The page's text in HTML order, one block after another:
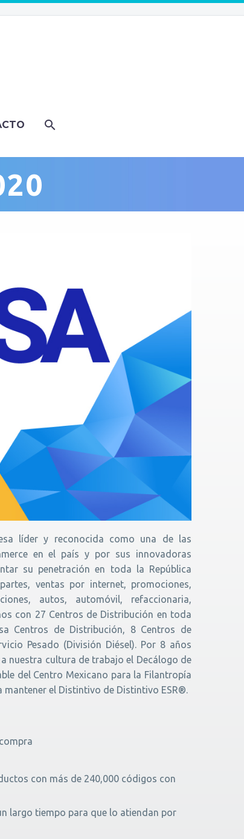
líder y reconocida como una de las
en el país y por sus innovadoras
su penetración en toda la República
ventas por internet, promociones,
autos, automóvil, refaccionaria,
con 27 Centros de Distribución en toda
Centros de Distribución, 8 Centros de
Pesado (División Diésel). Por 8 años
nuestra cultura de trabajo el Decálogo de
del Centro Mexicano para la Filantropía
mantener el Distintivo de Distintivo ESR®.
con más de 240,000 códigos con
largo tiempo para que lo atiendan por